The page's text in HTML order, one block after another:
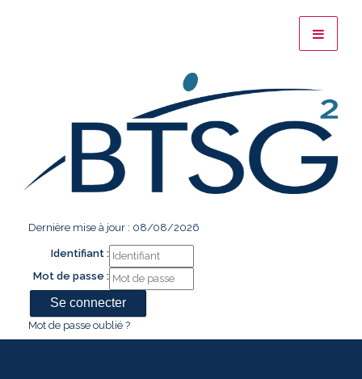
Dernière mise à jour : 08/08/2026
Identifiant :
Mot de passe :
Mot de passe oublié ?